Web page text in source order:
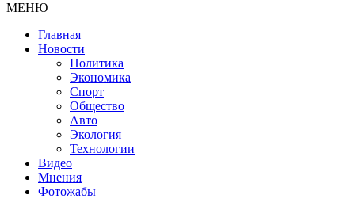
МЕНЮ
Главная
Новости
Политика
Экономика
Спорт
Общество
Авто
Экология
Технологии
Видео
Мнения
Фотожабы